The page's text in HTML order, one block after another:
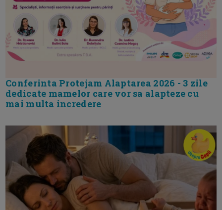
Conferinta Protejam Alaptarea 2026 - 3 zile
dedicate mamelor care vor sa alapteze cu
mai multa incredere